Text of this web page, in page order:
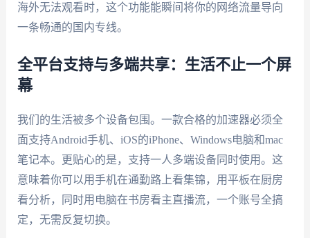
海外无法观看时，这个功能能瞬间将你的网络流量导向
一条畅通的国内专线。
全平台支持与多端共享：生活不止一个屏
幕
我们的生活被多个设备包围。一款合格的加速器必须全
面支持Android手机、iOS的iPhone、Windows电脑和mac
笔记本。更贴心的是，支持一人多端设备同时使用。这
意味着你可以用手机在通勤路上看集锦，用平板在厨房
看分析，同时用电脑在书房看主直播流，一个账号全搞
定，无需反复切换。